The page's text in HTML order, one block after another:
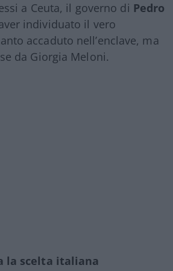
a Ceuta, il governo di Pedro
individuato il vero
accaduto nell’enclave, ma
da Giorgia Meloni.
la scelta italiana